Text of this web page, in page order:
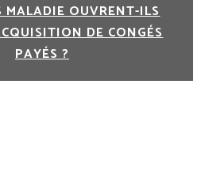
MALADIE OUVRENT-ILS
DE CONGÉS
PAYÉS ?